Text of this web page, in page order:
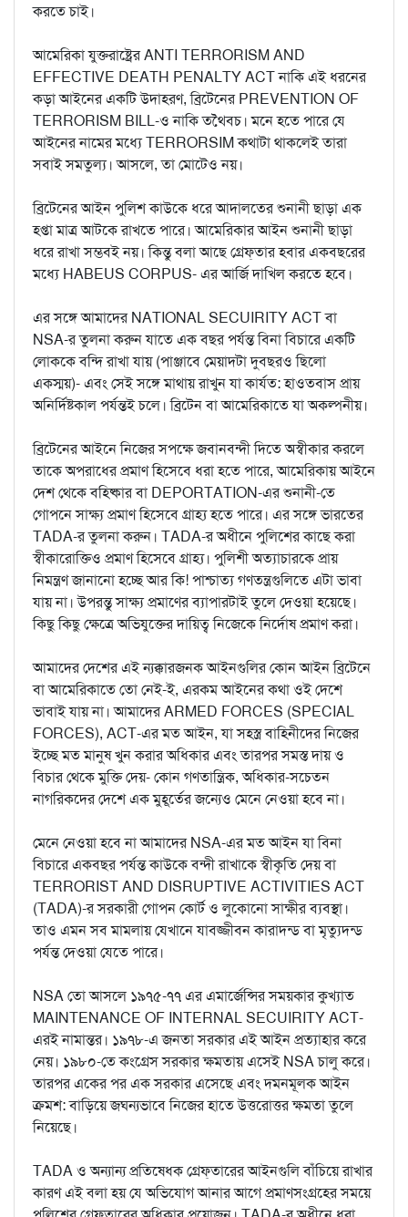
করতে চাই।
আমেরিকা যুক্তরাষ্ট্রের ANTI TERRORISM AND
EFFECTIVE DEATH PENALTY ACT নাকি এই ধরনের
কড়া আইনের একটি উদাহরণ, ব্রিটেনের PREVENTION OF
TERRORISM BILL-ও নাকি তথৈবচ। মনে হতে পারে যে
আইনের নামের মধ্যে TERRORSIM কথাটা থাকলেই তারা
সবাই সমতুল্য। আসলে, তা মোটেও নয়।
ব্রিটেনের আইন পুলিশ কাউকে ধরে আদালতের শুনানী ছাড়া এক
হপ্তা মাত্র আটকে রাখতে পারে। আমেরিকার আইন শুনানী ছাড়া
ধরে রাখা সম্ভবই নয়। কিন্তু বলা আছে গ্রেফ্‌তার হবার একবছরের
মধ্যে HABEUS CORPUS- এর আর্জি দাখিল করতে হবে।
এর সঙ্গে আমাদের NATIONAL SECUIRITY ACT বা
NSA-র তুলনা করুন যাতে এক বছর পর্যন্ত বিনা বিচারে একটি
লোককে বন্দি রাখা যায় (পাঞ্জাবে মেয়াদটা দুবছরও ছিলো
একস্ময়)- এবং সেই সঙ্গে মাথায় রাখুন যা কার্যত: হাওতবাস প্রায়
অনির্দিষ্টকাল পর্যন্তই চলে। ব্রিটেন বা আমেরিকাতে যা অকল্পনীয়।
ব্রিটেনের আইনে নিজের সপক্ষে জবানবন্দী দিতে অস্বীকার করলে
তাকে অপরাধের প্রমাণ হিসেবে ধরা হতে পারে, আমেরিকায় আইনে
দেশ থেকে বহিষ্কার বা DEPORTATION-এর শুনানী-তে
গোপনে সাক্ষ্য প্রমাণ হিসেবে গ্রাহ্য হতে পারে। এর সঙ্গে ভারতের
TADA-র তুলনা করুন। TADA-র অধীনে পুলিশের কাছে করা
স্বীকারোক্তিও প্রমাণ হিসেবে গ্রাহ্য। পুলিশী অত্যাচারকে প্রায়
নিমন্ত্রণ জানানো হচ্ছে আর কি! পাশ্চাত্য গণতন্ত্রগুলিতে এটা ভাবা
যায় না। উপরন্তু সাক্ষ্য প্রমাণের ব্যাপারটাই তুলে দেওয়া হয়েছে।
কিছু কিছু ক্ষেত্রে অভিযুক্তের দায়িত্ব নিজেকে নির্দোষ প্রমাণ করা।
আমাদের দেশের এই ন্যক্কারজনক আইনগুলির কোন আইন ব্রিটেনে
বা আমেরিকাতে তো নেই-ই, এরকম আইনের কথা ওই দেশে
ভাবাই যায় না। আমাদের ARMED FORCES (SPECIAL
FORCES), ACT-এর মত আইন, যা সহস্ত্র বাহিনীদের নিজের
ইচ্ছে মত মানুষ খুন করার অধিকার এবং তারপর সমস্ত দায় ও
বিচার থেকে মুক্তি দেয়- কোন গণতান্ত্রিক, অধিকার-সচেতন
নাগরিকদের দেশে এক মুহূর্তের জন্যেও মেনে নেওয়া হবে না।
মেনে নেওয়া হবে না আমাদের NSA-এর মত আইন যা বিনা
বিচারে একবছর পর্যন্ত কাউকে বন্দী রাখাকে স্বীকৃতি দেয় বা
TERRORIST AND DISRUPTIVE ACTIVITIES ACT
(TADA)-র সরকারী গোপন কোর্ট ও লুকোনো সাক্ষীর ব্যবস্থা।
তাও এমন সব মামলায় যেখানে যাবজ্জীবন কারাদন্ড বা মৃত্যুদন্ড
পর্যন্ত দেওয়া যেতে পারে।
NSA তো আসলে ১৯৭৫-৭৭ এর এমার্জেন্সির সময়কার কুখ্যাত
MAINTENANCE OF INTERNAL SECUIRITY ACT-
এরই নামান্তর। ১৯৭৮-এ জনতা সরকার এই আইন প্রত্যাহার করে
নেয়। ১৯৮০-তে কংগ্রেস সরকার ক্ষমতায় এসেই NSA চালু করে।
তারপর একের পর এক সরকার এসেছে এবং দমনমূলক আইন
ক্রমশ: বাড়িয়ে জঘন্যভাবে নিজের হাতে উত্তরোত্তর ক্ষমতা তুলে
নিয়েছে।
TADA ও অন্যান্য প্রতিষেধক গ্রেফ্‌তারের আইনগুলি বাঁচিয়ে রাখার
কারণ এই বলা হয় যে অভিযোগ আনার আগে প্রমাণসংগ্রহের সময়ে